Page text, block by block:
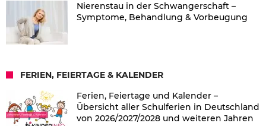
Nierenstau in der Schwangerschaft –
Symptome, Behandlung & Vorbeugung
FERIEN, FEIERTAGE & KALENDER
Ferien, Feiertage und Kalender –
Übersicht aller Schulferien in Deutschland
von 2026/2027/2028 und weiteren Jahren